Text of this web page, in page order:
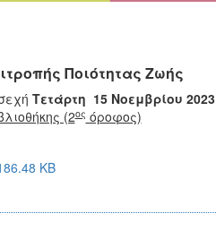
Ποιότητας Ζωής
Τετάρτη 15 Νοεμβρίου 2023
(2ος όροφος)
KB